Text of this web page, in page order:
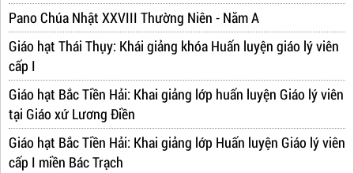
Pano Chúa Nhật XXVIII Thường Niên - Năm A
Giáo hạt Thái Thụy: Khái giảng khóa Huấn luyện giáo lý viên
cấp I
Giáo hạt Bắc Tiền Hải: Khai giảng lớp huấn luyện Giáo lý viên
tại Giáo xứ Lương Điền
Giáo hạt Bắc Tiền Hải: Khai giảng lớp Huấn luyện Giáo lý viên
cấp I miền Bác Trạch